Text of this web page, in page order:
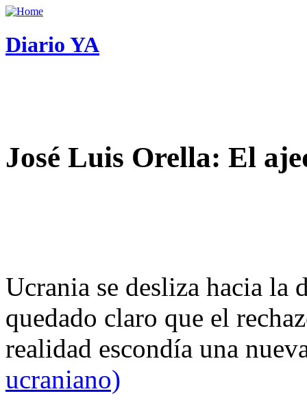
Diario YA
José Luis Orella: El
Ucrania se desliza hacia
quedado claro que el
realidad escondía una
ucraniano)